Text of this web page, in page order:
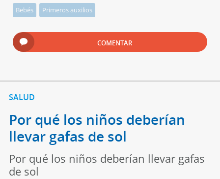
Bebés Primeros auxilios
COMENTAR
SALUD
Por qué los niños deberían
llevar gafas de sol
Por qué los niños deberían llevar gafas
de sol